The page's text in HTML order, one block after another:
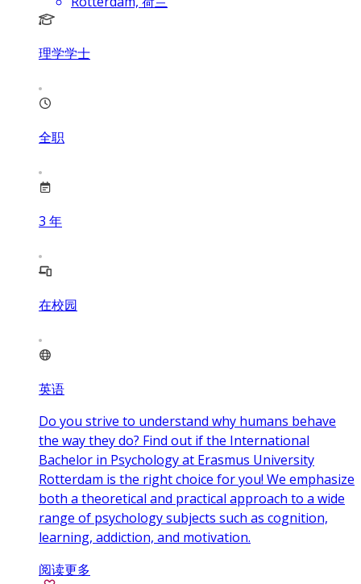
理学学士
全职
3 年
在校园
英语
Do you strive to understand why humans behave
the way they do? Find out if the International
Bachelor in Psychology at Erasmus University
Rotterdam is the right choice for you! We emphasize
both a theoretical and practical approach to a wide
range of psychology subjects such as cognition,
learning, addiction, and motivation.
阅读更多